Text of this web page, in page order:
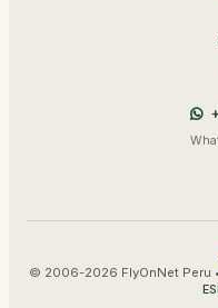
© 2006-2026 FlyOnNet Peru